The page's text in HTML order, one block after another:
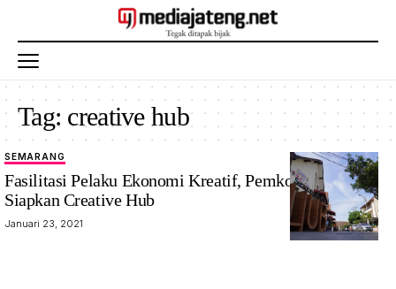
Tag: creative hub
SEMARANG
Fasilitasi Pelaku Ekonomi Kreatif, Pemkot Semarang
Siapkan Creative Hub
Januari 23, 2021